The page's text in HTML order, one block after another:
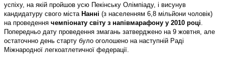
успіху, на якій пройшов усю Пекінську Олімпіаду, і висунув
кандидатуру свого міста Нанні (з населенням 6,8 мільйони чоловік)
на проведення чемпіонату світу з напівмарафону у 2010 році
Попередньо дату проведення змагань затверджено на 9 жовтня, але
остаточнно день старту було оголошено на наступній Раді
Міжнародної легкоатлетичної федерації.